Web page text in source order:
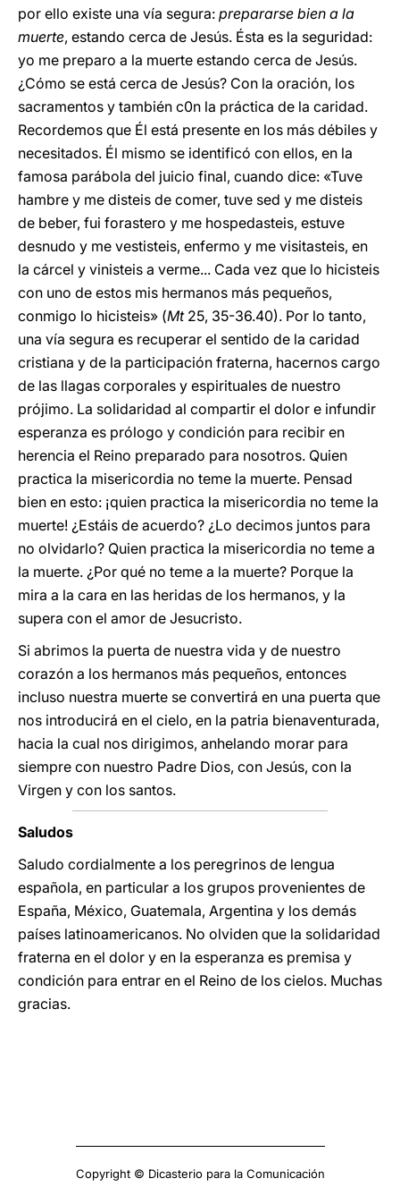
por ello existe una vía segura: prepararse bien a la
muerte, estando cerca de Jesús. Ésta es la seguridad:
yo me preparo a la muerte estando cerca de Jesús.
¿Cómo se está cerca de Jesús? Con la oración, los
sacramentos y también c0n la práctica de la caridad.
Recordemos que Él está presente en los más débiles y
necesitados. Él mismo se identificó con ellos, en la
famosa parábola del juicio final, cuando dice: «Tuve
hambre y me disteis de comer, tuve sed y me disteis
de beber, fui forastero y me hospedasteis, estuve
desnudo y me vestisteis, enfermo y me visitasteis, en
la cárcel y vinisteis a verme... Cada vez que lo hicisteis
con uno de estos mis hermanos más pequeños,
conmigo lo hicisteis» (Mt25, 35-36.40). Por lo tanto,
una vía segura es recuperar el sentido de la caridad
cristiana y de la participación fraterna, hacernos cargo
de las llagas corporales y espirituales de nuestro
prójimo. La solidaridad al compartir el dolor e infundir
esperanza es prólogo y condición para recibir en
herencia el Reino preparado para nosotros. Quien
practica la misericordia no teme la muerte. Pensad
bien en esto: ¡quien practica la misericordia no teme la
muerte! ¿Estáis de acuerdo? ¿Lo decimos juntos para
no olvidarlo? Quien practica la misericordia no teme a
la muerte. ¿Por qué no teme a la muerte? Porque la
mira a la cara en las heridas de los hermanos, y la
supera con el amor de Jesucristo.
Si abrimos la puerta de nuestra vida y de nuestro
corazón a los hermanos más pequeños, entonces
incluso nuestra muerte se convertirá en una puerta que
nos introducirá en el cielo, en la patria bienaventurada,
hacia la cual nos dirigimos, anhelando morar para
siempre con nuestro Padre Dios, con Jesús, con la
Virgen y con los santos.
Saludos
Saludo cordialmente a los peregrinos de lengua
española, en particular a los grupos provenientes de
España, México, Guatemala, Argentina y los demás
países latinoamericanos. No olviden que la solidaridad
fraterna en el dolor y en la esperanza es premisa y
condición para entrar en el Reino de los cielos. Muchas
gracias.
Copyright © Dicasterio para la Comunicación